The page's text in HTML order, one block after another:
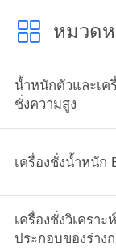
หมวด
น้ำหนักตัวและเค
ชั่งความสูง
เครื่องชั่งน้ำหนัก
เครื่องชั่งวิเคราะ
ประกอบของร่าง